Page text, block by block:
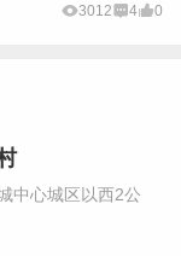
3012 4 0
心城区以西2公